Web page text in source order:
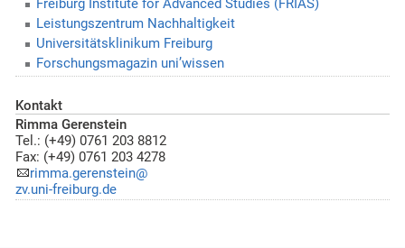
Freiburg Institute for Advanced Studies (FRIAS)
Leistungszentrum Nachhaltigkeit
Universitätsklinikum Freiburg
Forschungsmagazin uni’wissen
Kontakt
Rimma Gerenstein
Tel.: (+49) 0761 203 8812
Fax: (+49) 0761 203 4278
rimma.gerenstein@
zv.uni-freiburg.de